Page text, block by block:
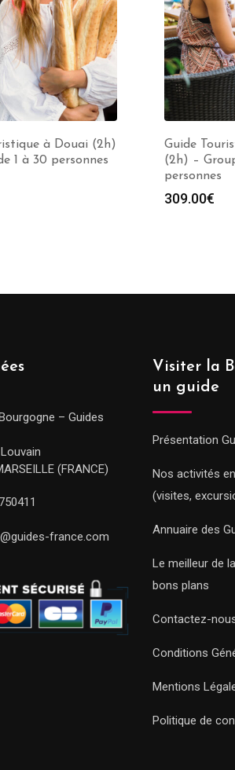
à Douai (2h)
1 à 30 personnes
Guide
(2h) –
personnes
309.00€
– Guides
(FRANCE)
france.com
Visiter la
un guide
Présentation
Nos activités
(visites,
Annuaire des
Le meilleur de
bons plans
Contactez-
Conditions
Mentions
Politique de